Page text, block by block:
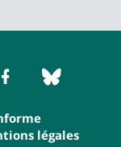
Facebook
légales